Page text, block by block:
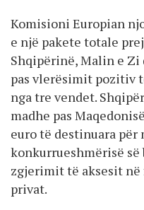
Komisioni Europian
e një pakete totale
Shqipërinë, Malin e Zi
pas vlerësimit pozitiv
nga tre vendet.
madhe pas
euro të destinuara për
konkurrueshmërisë
zgjerimit të aksesit
privat.